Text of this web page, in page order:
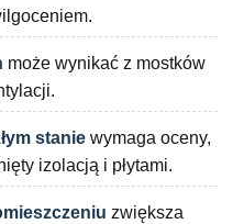
może wynikać z mostków
stanie wymaga oceny,
izolacją i płytami.
zwiększa